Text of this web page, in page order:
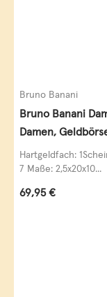
Bruno Banani
Bruno Banani
Damen,
Leder
Hartgeldfach:
7 Maße: 2,5x20x10...
Regulärer Preis:
69,95 €